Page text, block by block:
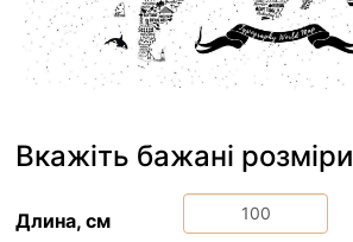
Вкажіть бажані розміри
Длина, см